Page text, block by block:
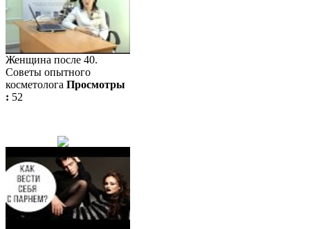
Женщина после 40.
Советы опытного
косметолога Просмотры
: 52